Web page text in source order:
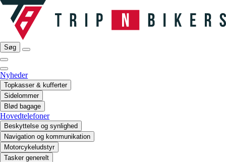
Søg
Nyheder
Topkasser & kufferter
Sidelommer
Blød bagage
Hovedtelefoner
Beskyttelse og synlighed
Navigation og kommunikation
Motorcykeludstyr
Tasker generelt